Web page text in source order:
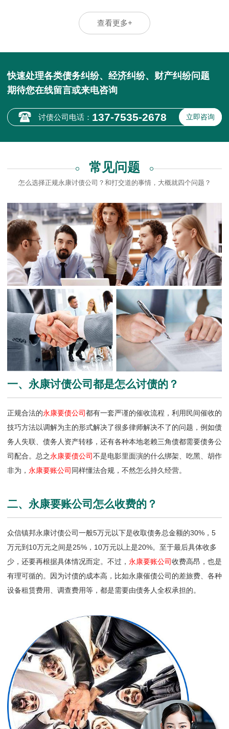
查看更多+
快速处理各类债务纠纷、经济纠纷、财产纠纷问题
期待您在线留言或来电咨询
讨债公司电话： 137-7535-2678 立即咨询
常见问题
怎么选择正规永康讨债公司？和打交道的事情，大概就四个问题？
一、永康讨债公司都是怎么讨债的？
正规合法的永康要债公司都有一套严谨的催收流程，利用民间催收的
技巧方法以调解为主的形式解决了很多律师解决不了的问题，例如债
务人失联、债务人资产转移，还有各种本地老赖三角债都需要债务公
司配合。总之永康要债公司不是电影里面演的什么绑架、吃黑、胡作
非为， 永康要账公司 同样懂法合规，不然怎么持久经营。
二、永康要账公司怎么收费的？
众信镇邦永康讨债公司一般5万元以下是收取债务总金额的30%，5
万元到10万元之间是25%，10万元以上是20%。至于最后具体收多
少，还要再根据具体情况而定。不过， 永康要账公司收费高昂，也是
有理可循的。因为讨债的成本高，比如永康催债公司的差旅费、各种
设备租赁费用、调查费用等，都是需要由债务人全权承担的。